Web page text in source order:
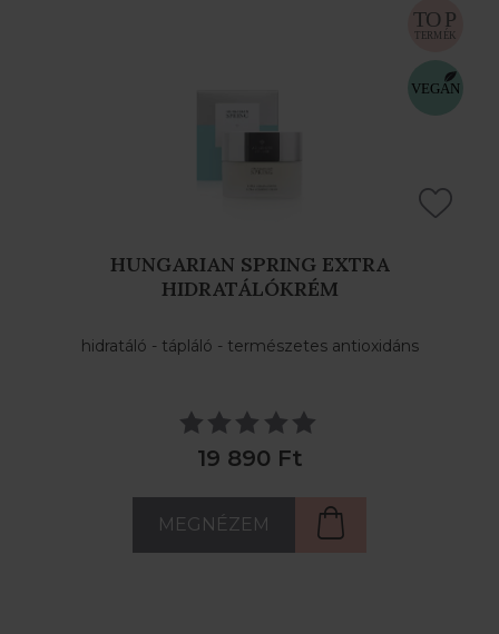
HUNGARIAN SPRING EXTRA
HIDRATÁLÓKRÉM
hidratáló - tápláló - természetes antioxidáns
19 890 Ft
MEGNÉZEM